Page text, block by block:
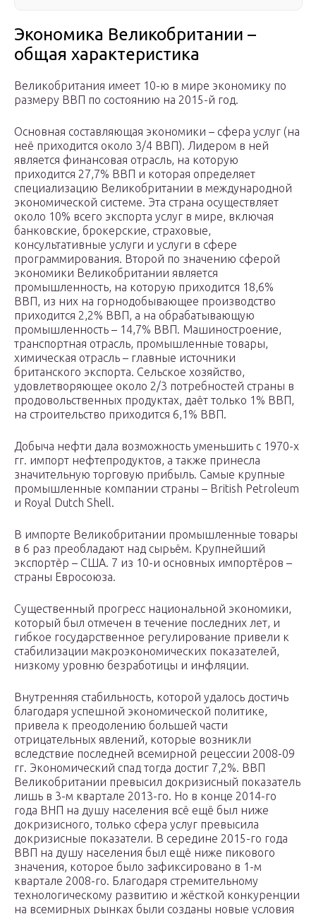
Экономика Великобритании –
общая характеристика
Великобритания имеет 10-ю в мире экономику по
размеру ВВП по состоянию на 2015-й год.
Основная составляющая экономики – сфера услуг (на
неё приходится около 3/4 ВВП). Лидером в ней
является финансовая отрасль, на которую
приходится 27,7% ВВП и которая определяет
специализацию Великобритании в международной
экономической системе. Эта страна осуществляет
около 10% всего экспорта услуг в мире, включая
банковские, брокерские, страховые,
консультативные услуги и услуги в сфере
программирования. Второй по значению сферой
экономики Великобритании является
промышленность, на которую приходится 18,6%
ВВП, из них на горнодобывающее производство
приходится 2,2% ВВП, а на обрабатывающую
промышленность – 14,7% ВВП. Машиностроение,
транспортная отрасль, промышленные товары,
химическая отрасль – главные источники
британского экспорта. Сельское хозяйство,
удовлетворяющее около 2/3 потребностей страны в
продовольственных продуктах, даёт только 1% ВВП,
на строительство приходится 6,1% ВВП.
Добыча нефти дала возможность уменьшить с 1970-х
гг. импорт нефтепродуктов, а также принесла
значительную торговую прибыль. Самые крупные
промышленные компании страны – British Petroleum
и Royal Dutch Shell.
В импорте Великобритании промышленные товары
в 6 раз преобладают над сырьём. Крупнейший
экспортёр – США. 7 из 10-и основных импортёров –
страны Евросоюза.
Существенный прогресс национальной экономики,
который был отмечен в течение последних лет, и
гибкое государственное регулирование привели к
стабилизации макроэкономических показателей,
низкому уровню безработицы и инфляции.
Внутренняя стабильность, которой удалось достичь
благодаря успешной экономической политике,
привела к преодолению большей части
отрицательных явлений, которые возникли
вследствие последней всемирной рецессии 2008-09
гг. Экономический спад тогда достиг 7,2%. ВВП
Великобритании превысил докризисный показатель
лишь в 3-м квартале 2013-го. Но в конце 2014-го
года ВНП на душу населения всё ещё был ниже
докризисного, только сфера услуг превысила
докризисные показатели. В середине 2015-го года
ВВП на душу населения был ещё ниже пикового
значения, которое было зафиксировано в 1-м
квартале 2008-го. Благодаря стремительному
технологическому развитию и жёсткой конкуренции
на всемирных рынках были созданы новые условия